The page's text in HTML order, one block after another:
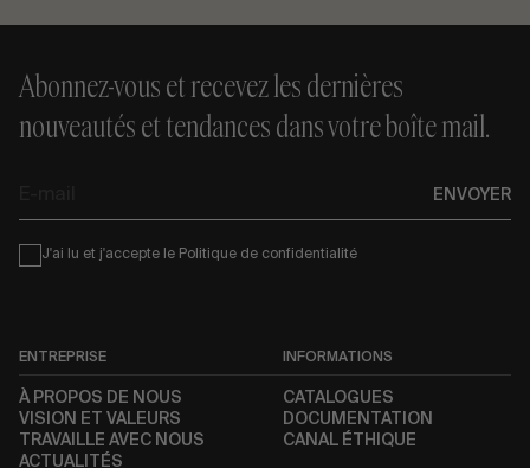
Abonnez-vous et recevez les dernières
nouveautés et tendances dans votre boîte mail.
ENVOYER
Condiciones
J'ai lu et j'accepte le Politique de confidentialité
ENTREPRISE
À PROPOS DE NOUS
VISION ET VALEURS
TRAVAILLE AVEC NOUS
ACTUALITÉS
INFORMATIONS
CATALOGUES
DOCUMENTATION
CANAL ÉTHIQUE